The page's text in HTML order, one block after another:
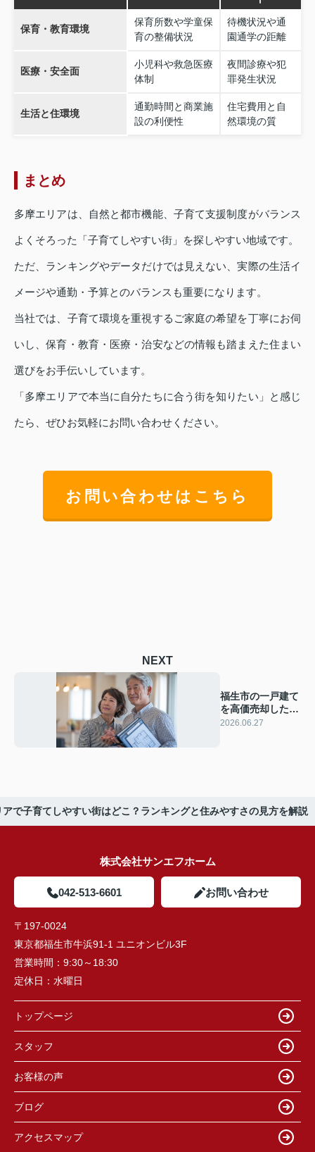
保育・教育環境
保育所数や学童保
育の整備状況
待機状況や通
園通学の距離
医療・安全面
小児科や救急医療
体制
夜間診療や犯
罪発生状況
生活と住環境
通勤時間と商業施
設の利便性
住宅費用と自
然環境の質
まとめ
多摩エリアは、自然と都市機能、子育て支援制度がバランス
よくそろった「子育てしやすい街」を探しやすい地域です。
ただ、ランキングやデータだけでは見えない、実際の生活イ
メージや通勤・予算とのバランスも重要になります。
当社では、子育て環境を重視するご家庭の希望を丁寧にお伺
いし、保育・教育・医療・治安などの情報も踏まえた住まい
選びをお手伝いしています。
「多摩エリアで本当に自分たちに合う街を知りたい」と感じ
たら、ぜひお気軽にお問い合わせください。
お問い合わせはこちら
NEXT
福生市の一戸建て
を高価売却したい
方へ！成功する具
2026.06.27
アで子育てしやすい街はどこ？ランキングと住みやすさの見方を解説
株式会社サンエフホーム
042-513-6601 お問い合わせ
〒197-0024
東京都福生市牛浜91-1 ユニオンビル3F
営業時間： 9:30～18:30
定休日： 水曜日
トップページ
スタッフ
お客様の声
ブログ
アクセスマップ